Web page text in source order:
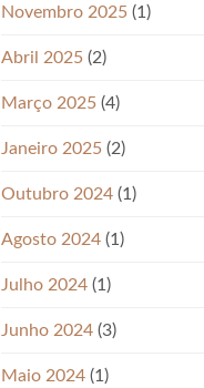
Novembro 2025 (1)
Abril 2025 (2)
Março 2025 (4)
Janeiro 2025 (2)
Outubro 2024 (1)
Agosto 2024 (1)
Julho 2024 (1)
Junho 2024 (3)
Maio 2024 (1)